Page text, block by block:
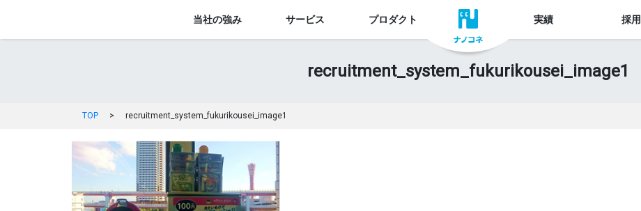
当社の強み サービス プロダクト 実績 採用
recruitment_system_fukurikousei_image1
TOP > recruitment_system_fukurikousei_image1